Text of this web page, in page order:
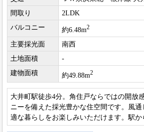
間取り
2LDK
バルコニー
約6.48m2
主要採光面
南西
土地面積
-
建物面積
約49.88m2
大井町駅徒歩4分。角住戸ならではの開放
ニーを備えた採光豊かな住空間です。風
適な暮らしをお楽しみいただけます。駅
備えた魅力的な住まいです。